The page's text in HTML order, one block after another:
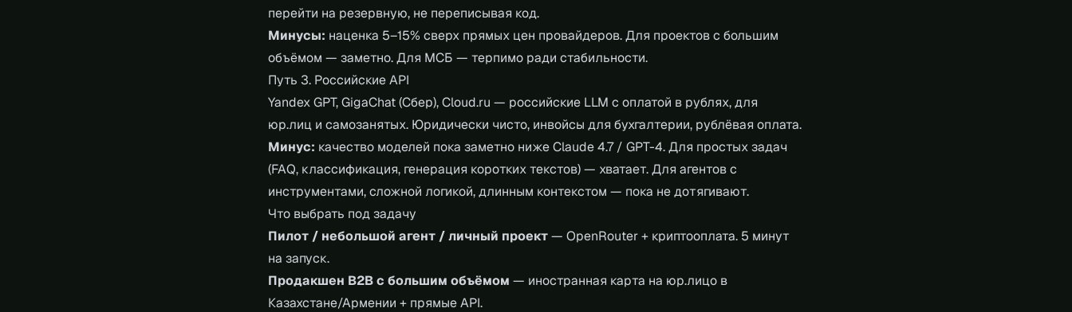
перейти на резервную, не переписывая код.
Минусы: наценка 5–15% сверх прямых цен провайдеров. Для проектов с большим
объёмом — заметно. Для МСБ — терпимо ради стабильности.
Путь 3. Российские API
Yandex GPT, GigaChat (Сбер), Cloud.ru — российские LLM с оплатой в рублях, для
юр.лиц и самозанятых. Юридически чисто, инвойсы для бухгалтерии, рублёвая оплата.
Минус: качество моделей пока заметно ниже Claude 4.7 / GPT-4. Для простых задач
(FAQ, классификация, генерация коротких текстов) — хватает. Для агентов с
инструментами, сложной логикой, длинным контекстом — пока не дотягивают.
Что выбрать под задачу
Пилот / небольшой агент / личный проект— OpenRouter + криптооплата. 5 минут
на запуск.
Продакшен B2B с большим объёмом — иностранная карта на юр.лицо в
Казахстане/Армении + прямые API.